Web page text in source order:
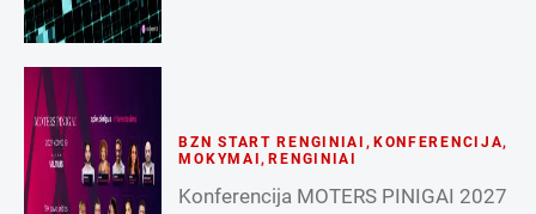
BZN START RENGINIAI , KONFERENCIJA,
MOKYMAI, RENGINIAI
Konferencija MOTERS PINIGAI 2027